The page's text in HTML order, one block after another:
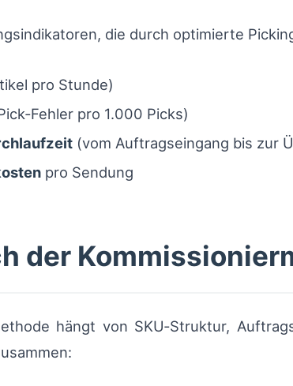
die durch optimierte
pro Stunde)
pro 1.000 Picks)
(vom Auftragseingang bis zur
pro Sendung
der
hängt von SKU‑Struktur,